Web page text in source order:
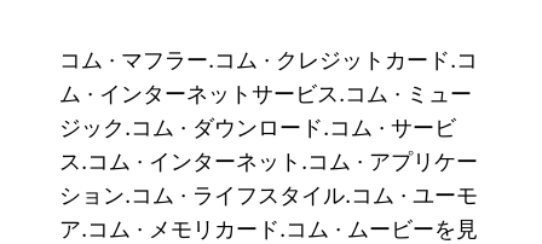
コム · マフラー.コム · クレジットカード.コ
ム · インターネットサービス.コム · ミュー
ジック.コム · ダウンロード.コム · サービ
ス.コム · インターネット.コム · アプリケー
ション.コム · ライフスタイル.コム · ユーモ
ア.コム · メモリカード.コム · ムービーを見